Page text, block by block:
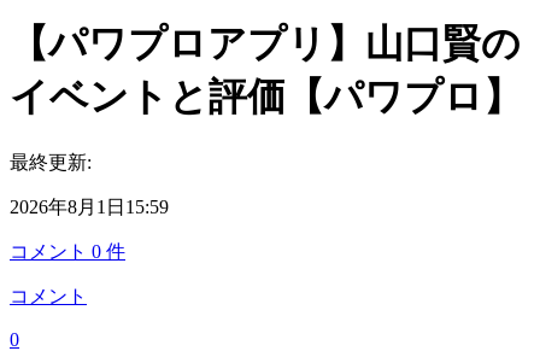
【パワプロアプリ】山口賢の
イベントと評価【パワプロ】
最終更新:
2026年8月1日15:59
コメント 0 件
コメント
0